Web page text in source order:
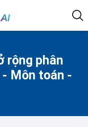
rộng phân
- Môn toán -